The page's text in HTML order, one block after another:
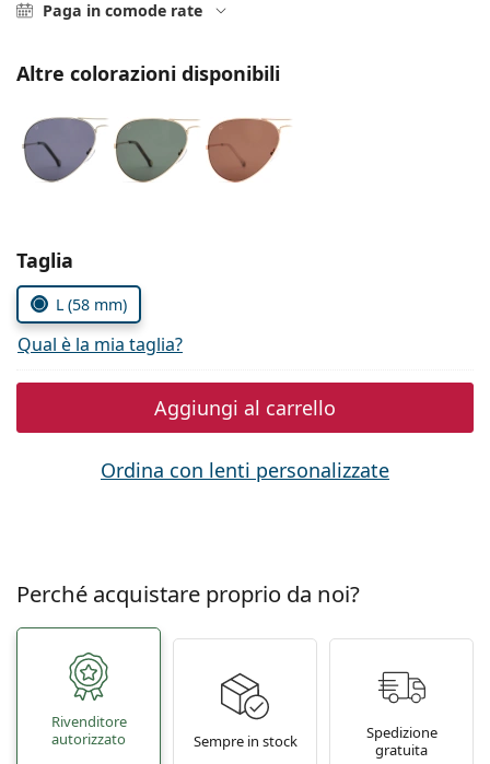
Tutte le marche
Tutte le soluzioni
Paga in comode rate
Altre colorazioni disponibili
Seleziona i parametri
Taglia
L (58 mm)
Qual è la mia taglia?
Aggiungi al carrello
Ordina con lenti personalizzate
Perché acquistare proprio da noi?
Rivenditore
autorizzato
Sempre in stock
Spedizione
gratuita